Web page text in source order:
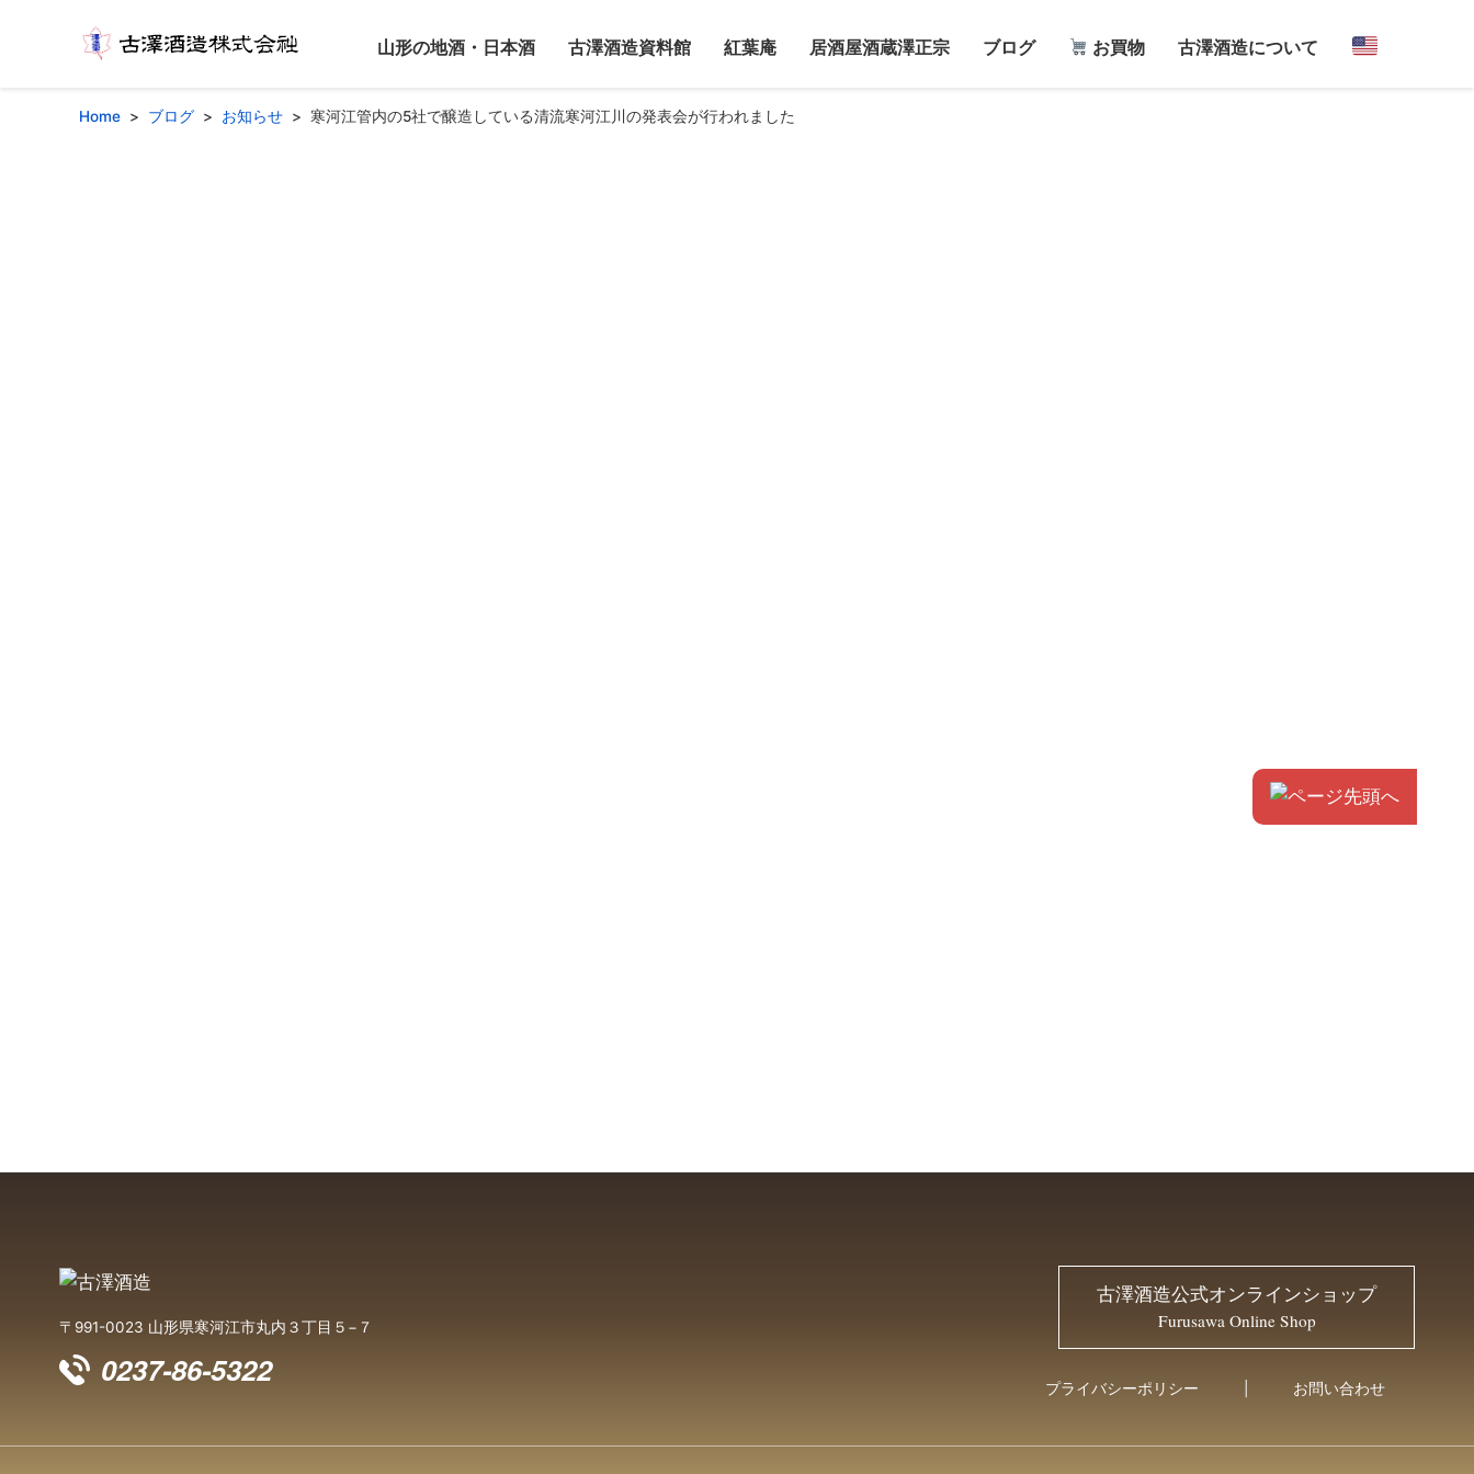
山形の地酒・日本酒 古澤酒造資料館 紅葉庵 居酒屋酒蔵澤正宗 ブログ お買物 古澤酒造について
Home ブログ お知らせ 寒河江管内の5社で醸造している清流寒河江川の発表会が行われました
〒991-0023 山形県寒河江市丸内３丁目５−７
0237-86-5322
古澤酒造公式オンラインショップ
Furusawa Online Shop
プライバシーポリシー お問い合わせ